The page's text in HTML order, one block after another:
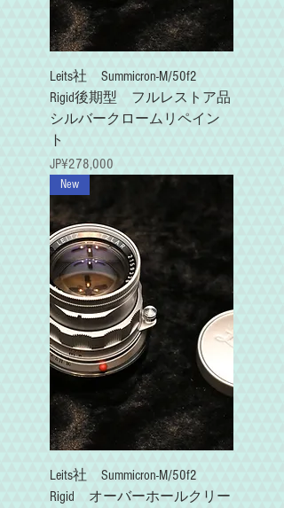
Leits社 Summicron-M/50f2
Rigid後期型 フルレストア品
シルバークロームリペイン
ト
가격
JP¥278,000
New
Leits社 Summicron-M/50f2
Rigid オーバーホールクリー